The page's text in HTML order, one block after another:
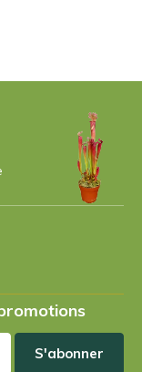
S'abonner